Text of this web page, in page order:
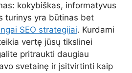
kokybiškas, informatyvus
turinys yra būtinas bet
SEO strategijai. Kurdami
vertę jūsų tikslinei
pritraukti daugiau
svetainę ir įsitvirtinti kaip